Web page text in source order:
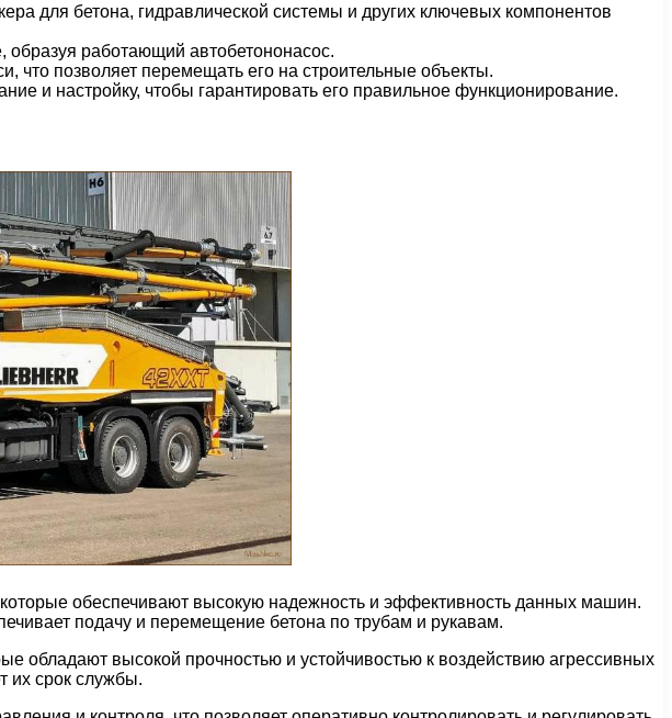
для бетона, гидравлической системы и других ключевых компонентов
работающий автобетононасос.
что позволяет перемещать его на строительные объекты.
и настройку, чтобы гарантировать его правильное функционирование.
обеспечивают высокую надежность и эффективность данных машин.
подачу и перемещение бетона по трубам и рукавам.
обладают высокой прочностью и устойчивостью к воздействию агрессивных
их срок службы.